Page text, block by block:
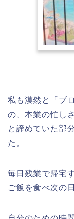
私も漠然と「ブ
の、本業の忙し
と諦めていた部
た。
毎日残業で帰宅
ご飯を食べ次の